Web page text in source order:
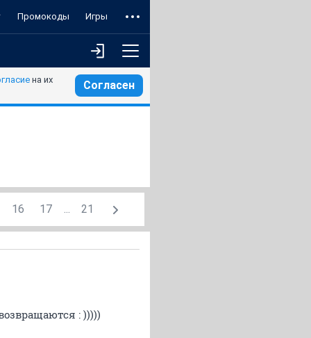
Промокоды Игры
на их
Согласен
16 17 ... 21
: )))))